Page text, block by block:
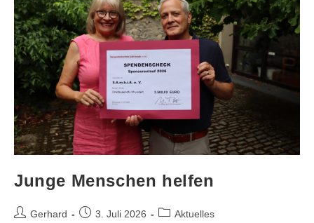
Junge Menschen helfen
Gerhard 3. Juli 2026 Aktuelles